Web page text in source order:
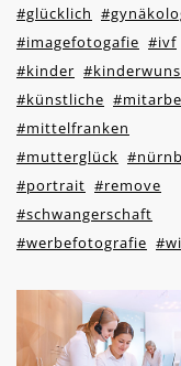
#glücklich
#imagefotogafie #ivf
#kinder
#künstliche
#mittelfranken
#mutterglück
#portrait #remove
#schwangerschaft
#werbefotografie